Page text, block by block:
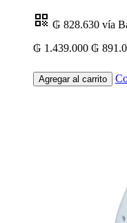
₲ 828.630 vía
₲ 1.439.000 ₲
Agregar al carrito